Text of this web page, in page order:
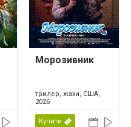
Морозивник
трилер, жахи, США,
2026
Купити